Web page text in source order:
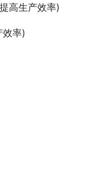
高生产效率)
率)